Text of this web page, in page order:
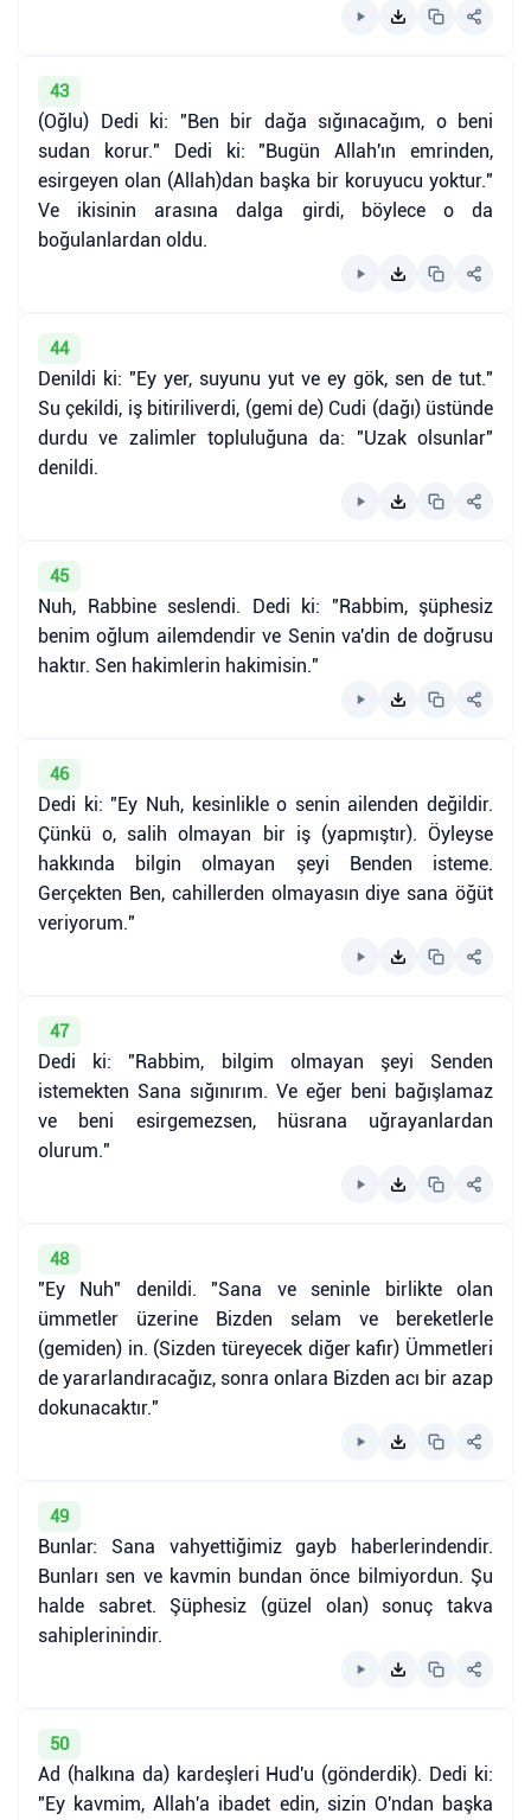
43
(Oğlu) Dedi ki: "Ben bir dağa sığınacağım, o beni
sudan korur." Dedi ki: "Bugün Allah'ın emrinden,
esirgeyen olan (Allah)dan başka bir koruyucu yoktur."
Ve ikisinin arasına dalga girdi, böylece o da
boğulanlardan oldu.
44
Denildi ki: "Ey yer, suyunu yut ve ey gök, sen de tut."
Su çekildi, iş bitiriliverdi, (gemi de) Cudi (dağı) üstünde
durdu ve zalimler topluluğuna da: "Uzak olsunlar"
denildi.
45
Nuh, Rabbine seslendi. Dedi ki: "Rabbim, şüphesiz
benim oğlum ailemdendir ve Senin va'din de doğrusu
haktır. Sen hakimlerin hakimisin."
46
Dedi ki: "Ey Nuh, kesinlikle o senin ailenden değildir.
Çünkü o, salih olmayan bir iş (yapmıştır). Öyleyse
hakkında bilgin olmayan şeyi Benden isteme.
Gerçekten Ben, cahillerden olmayasın diye sana öğüt
veriyorum."
47
Dedi ki: "Rabbim, bilgim olmayan şeyi Senden
istemekten Sana sığınırım. Ve eğer beni bağışlamaz
ve beni esirgemezsen, hüsrana uğrayanlardan
olurum."
48
"Ey Nuh" denildi. "Sana ve seninle birlikte olan
ümmetler üzerine Bizden selam ve bereketlerle
(gemiden) in. (Sizden türeyecek diğer kafir) Ümmetleri
de yararlandıracağız, sonra onlara Bizden acı bir azap
dokunacaktır."
49
Bunlar: Sana vahyettiğimiz gayb haberlerindendir.
Bunları sen ve kavmin bundan önce bilmiyordun. Şu
halde sabret. Şüphesiz (güzel olan) sonuç takva
sahiplerinindir.
50
Ad (halkına da) kardeşleri Hud'u (gönderdik). Dedi ki:
"Ey kavmim, Allah'a ibadet edin, sizin O'ndan başka